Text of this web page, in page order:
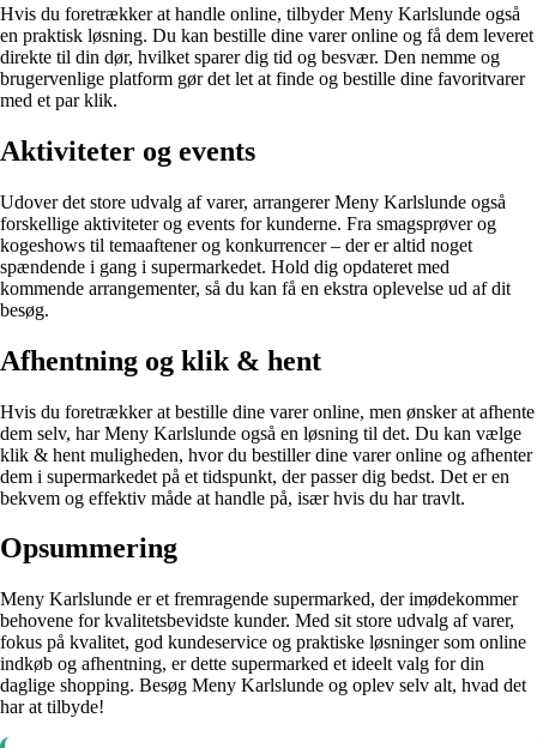
Hvis du foretrækker at handle online, tilbyder Meny Karlslunde også
en praktisk løsning. Du kan bestille dine varer online og få dem leveret
direkte til din dør, hvilket sparer dig tid og besvær. Den nemme og
brugervenlige platform gør det let at finde og bestille dine favoritvarer
med et par klik.
Aktiviteter og events
Udover det store udvalg af varer, arrangerer Meny Karlslunde også
forskellige aktiviteter og events for kunderne. Fra smagsprøver og
kogeshows til temaaftener og konkurrencer – der er altid noget
spændende i gang i supermarkedet. Hold dig opdateret med
kommende arrangementer, så du kan få en ekstra oplevelse ud af dit
besøg.
Afhentning og klik & hent
Hvis du foretrækker at bestille dine varer online, men ønsker at afhente
dem selv, har Meny Karlslunde også en løsning til det. Du kan vælge
klik & hent muligheden, hvor du bestiller dine varer online og afhenter
dem i supermarkedet på et tidspunkt, der passer dig bedst. Det er en
bekvem og effektiv måde at handle på, især hvis du har travlt.
Opsummering
Meny Karlslunde er et fremragende supermarked, der imødekommer
behovene for kvalitetsbevidste kunder. Med sit store udvalg af varer,
fokus på kvalitet, god kundeservice og praktiske løsninger som online
indkøb og afhentning, er dette supermarked et ideelt valg for din
daglige shopping. Besøg Meny Karlslunde og oplev selv alt, hvad det
har at tilbyde!